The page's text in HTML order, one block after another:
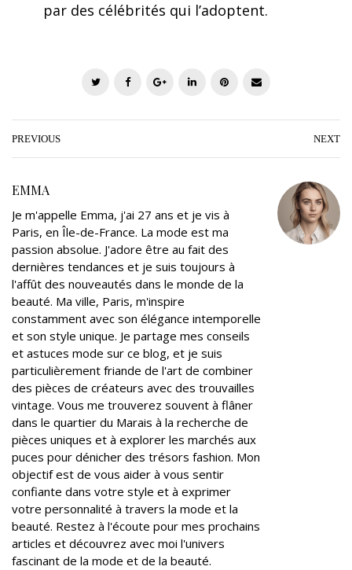
par des célébrités qui l’adoptent.
i
t
c
b
k
o
l
n
e
n
n
e
a
l
PREVIOUS NEXT
EMMA
Je m'appelle Emma, j'ai 27 ans et je vis à
Paris, en Île-de-France. La mode est ma
passion absolue. J'adore être au fait des
dernières tendances et je suis toujours à
l'affût des nouveautés dans le monde de la
beauté. Ma ville, Paris, m'inspire
constamment avec son élégance intemporelle
et son style unique. Je partage mes conseils
et astuces mode sur ce blog, et je suis
particulièrement friande de l'art de combiner
des pièces de créateurs avec des trouvailles
vintage. Vous me trouverez souvent à flâner
dans le quartier du Marais à la recherche de
pièces uniques et à explorer les marchés aux
puces pour dénicher des trésors fashion. Mon
objectif est de vous aider à vous sentir
confiante dans votre style et à exprimer
votre personnalité à travers la mode et la
beauté. Restez à l'écoute pour mes prochains
articles et découvrez avec moi l'univers
fascinant de la mode et de la beauté.